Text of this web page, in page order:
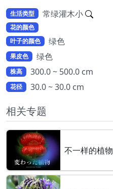
生活类型 常绿灌木小
花的颜色
叶子的颜色
绿色
果皮色 绿色
株高 300.0 ~ 500.0 cm
花径 30.0 ~ 30.0 cm
相关专题
不一样的植物